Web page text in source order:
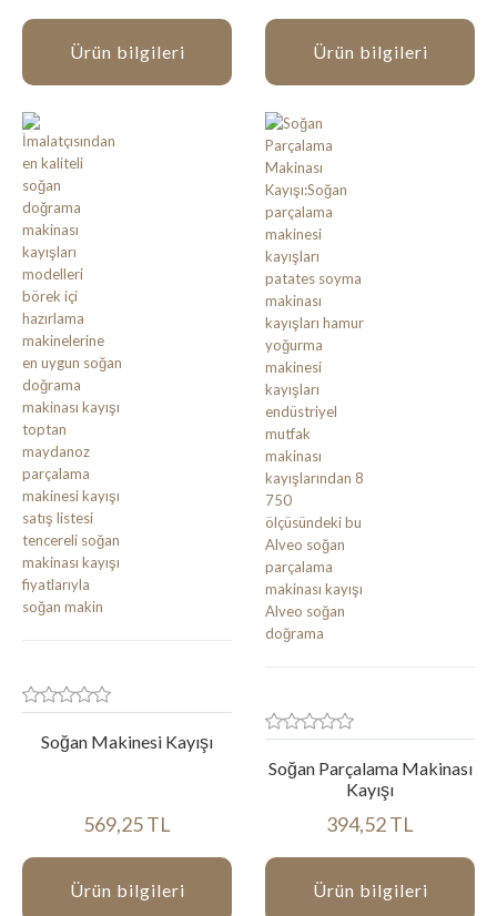
Ürün bilgileri Ürün bilgileri
Soğan Makinesi Kayışı
569,25 TL
Ürün bilgileri
Soğan Parçalama Makinası
Kayışı
394,52 TL
Ürün bilgileri